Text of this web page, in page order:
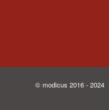
© modicus 2016 - 2024